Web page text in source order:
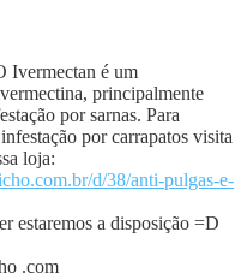
Ivermectan é um
principalmente
por sarnas. Para
por carrapatos visita
loja:
d/38/anti-pulgas-e-
estaremos a disposição =D
.com